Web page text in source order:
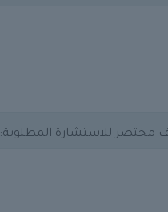
مختصر للاستشارة المطلوبة: